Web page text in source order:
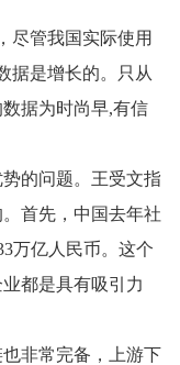
尽管我国实际使用
据是增长的。只从
据为时尚早,有信
的问题。王受文指
首先，中国去年社
万亿人民币。这个
都是具有吸引力
非常完备，上游下